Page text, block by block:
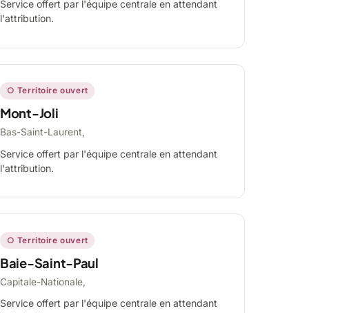
Service offert par l'équipe centrale en attendant
l'attribution.
○ Territoire ouvert
Mont-Joli
Bas-Saint-Laurent,
Service offert par l'équipe centrale en attendant
l'attribution.
○ Territoire ouvert
Baie-Saint-Paul
Capitale-Nationale,
Service offert par l'équipe centrale en attendant